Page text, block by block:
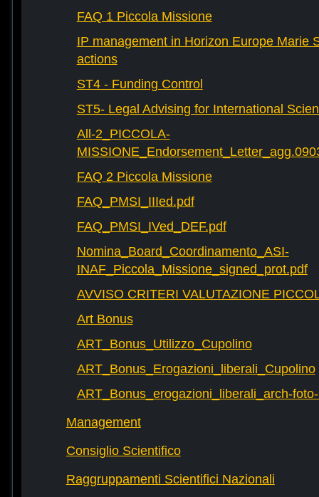
FAQ 1 Piccola Missione
IP management in Horizon Europe Marie
actions
ST4 - Funding Control
ST5- Legal Advising for International
All-2_PICCOLA-
FAQ 2 Piccola Missione
FAQ_PMSI_IIIed.pdf
FAQ_PMSI_IVed_DEF.pdf
Nomina_Board_Coordinamento_ASI-
INAF_Piccola_Missione_signed_prot.pdf
AVVISO CRITERI VALUTAZIONE
Art Bonus
ART_Bonus_Utilizzo_Cupolino
ART_Bonus_Erogazioni_liberali_Cupolino
ART_Bonus_erogazioni_liberali_arch-
Management
Consiglio Scientifico
Raggruppamenti Scientifici Nazionali